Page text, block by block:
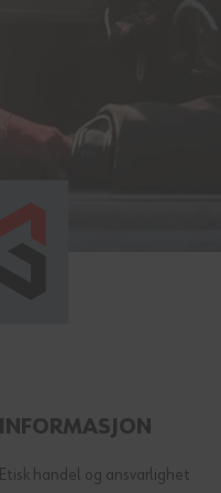
INFORMASJON
Etisk handel og ansvarlighet